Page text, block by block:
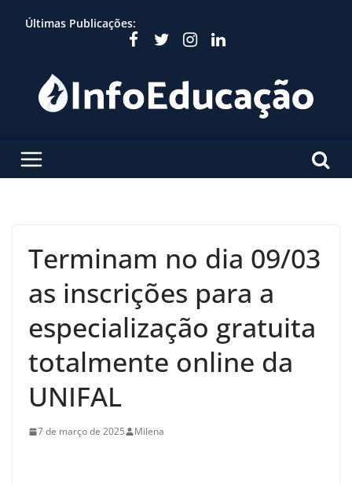
Últimas Publicações:
Terminam no dia 09/03
as inscrições para a
especialização gratuita
totalmente online da
UNIFAL
7 de março de 2025 Milena